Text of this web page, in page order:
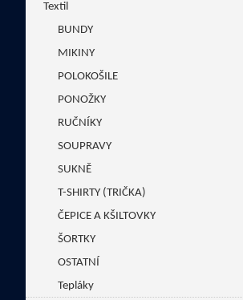
Textil
BUNDY
MIKINY
POLOKOŠILE
PONOŽKY
RUČNÍKY
SOUPRAVY
SUKNĚ
T-SHIRTY (TRIČKA)
ČEPICE A KŠILTOVKY
ŠORTKY
OSTATNÍ
Tepláky